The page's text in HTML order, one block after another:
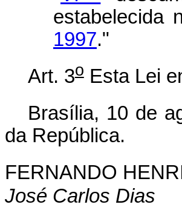
estabelecida
1997."
Art. 3oEsta Lei
Brasília, 10 de
da República.
FERNANDO
José Carlos Dias